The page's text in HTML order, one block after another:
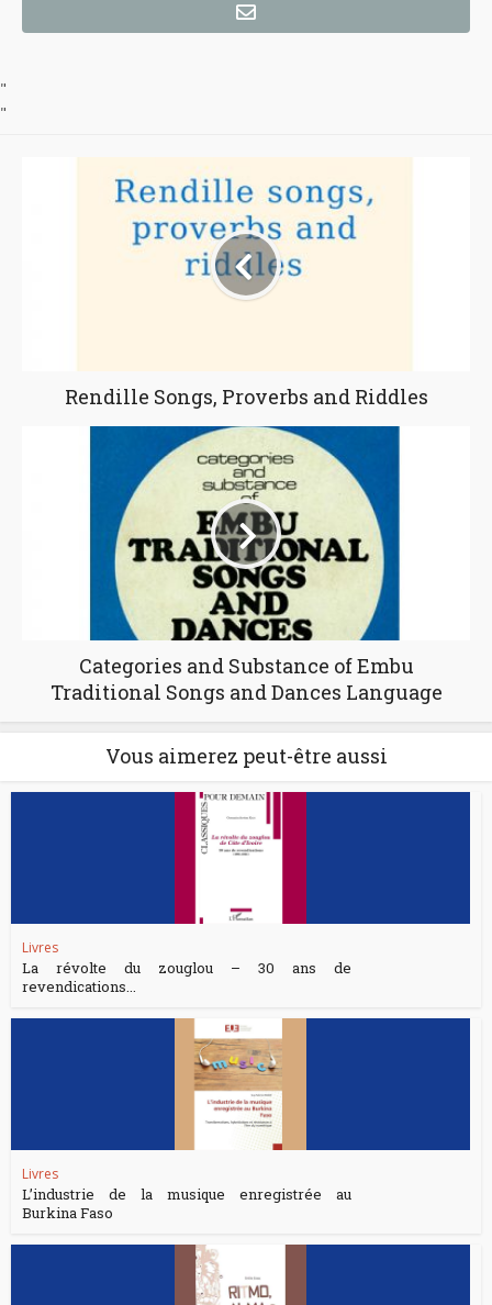
"
"
Rendille Songs, Proverbs and Riddles
Categories and Substance of Embu
Traditional Songs and Dances Language
Vous aimerez peut-être aussi
Livres
La révolte du zouglou – 30 ans de
revendications...
Livres
L’industrie de la musique enregistrée au
Burkina Faso